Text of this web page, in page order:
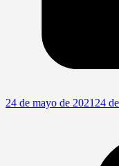
24 de mayo de 2021 24